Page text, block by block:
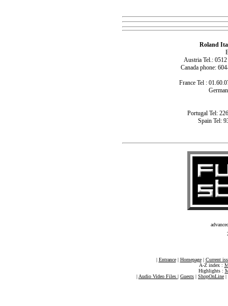
Roland
Austria Tel.:
Canada phone:
France Tel :
Portugal Tel:
Spain Tel:
| Entrance| Homepage| Current
A-Z index :
Highlights :
| Audio Video Files | Guests | ShopOnLine |